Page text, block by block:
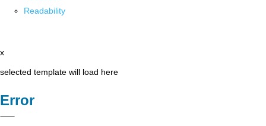
Readability
x
selected template will load here
Error